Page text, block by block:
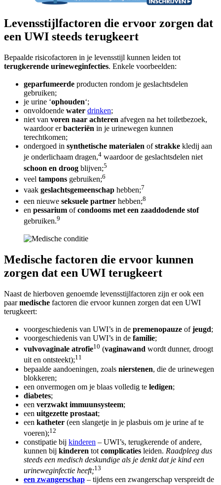
Levensstijlfactoren die ervoor zorgen dat
een UWI steeds terugkeert
Bepaalde risicofactoren in je levensstijl kunnen leiden tot
terugkerende urineweginfecties. Enkele voorbeelden:
geparfumeerde producten rondom je geslachtsdelen
gebruiken;
je urine ‘ophouden‘;
onvoldoende water drinken;
niet van voren naar achteren afvegen na het toiletbezoek,
waardoor erbacteriën in je urinewegen kunnen
terechtkomen;
ondergoed in synthetische materialen ofstrakke kledij aan
je onderlichaam dragen,4 waardoor de geslachtsdelen niet
schoon en droog blijven;5
veel tampons gebruiken;6
vaak geslachtsgemeenschap hebben;7
een nieuwe seksuele partner hebben;8
en pessarium ofcondooms met een zaaddodende stof
gebruiken.9
Medische factoren die ervoor kunnen
zorgen dat een UWI terugkeert
Naast de hierboven genoemde levensstijlfactoren zijn er ook een
paarmedische factoren die ervoor kunnen zorgen dat een UWI
terugkeert:
voorgeschiedenis van UWI’s in de premenopauze ofjeugd;
voorgeschiedenis van UWI’s in de familie;
vulvovaginale atrofie10 (vaginawand wordt dunner, droogt
uit en ontsteekt);11
bepaalde aandoeningen, zoals nierstenen, die de urinewegen
blokkeren;
een onvermogen om je blaas volledig te ledigen;
diabetes;
een verzwakt immuunsysteem;
een uitgezette prostaat;
een katheter (een slangetje in je plasbuis om je urine af te
voeren);12
constipatie bij kinderen – UWI’s, terugkerende of andere,
kunnen bij kinderen tot complicaties leiden. Raadpleeg dus
steeds een medisch deskundige als je denkt dat je kind een
urineweginfectie heeft;13
een zwangerschap – tijdens een zwangerschap verspreidt de